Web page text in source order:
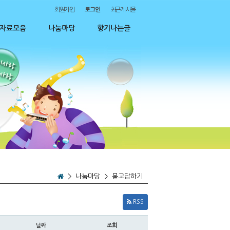
회원가입 로그인 최근게시물
료모음 나눔마당 향기나는글
> 나눔마당> 묻고답하기
RSS
날짜 조회